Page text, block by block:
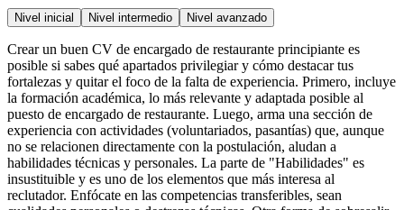
Nivel inicial Nivel intermedio Nivel avanzado
Crear un buen CV de encargado de restaurante principiante es
posible si sabes qué apartados privilegiar y cómo destacar tus
fortalezas y quitar el foco de la falta de experiencia. Primero, incluye
la formación académica, lo más relevante y adaptada posible al
puesto de encargado de restaurante. Luego, arma una sección de
experiencia con actividades (voluntariados, pasantías) que, aunque
no se relacionen directamente con la postulación, aludan a
habilidades técnicas y personales. La parte de "Habilidades" es
insustituible y es uno de los elementos que más interesa al
reclutador. Enfócate en las competencias transferibles, sean